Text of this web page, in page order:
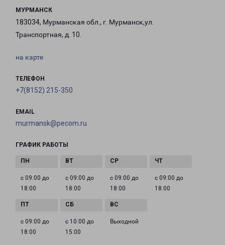
МУРМАНСК
183034, Мурманская обл., г. Мурманск,ул.
Транспортная, д. 10.
на карте
ТЕЛЕФОН
+7(8152) 215-350
EMAIL
murmansk@pecom.ru
ГРАФИК РАБОТЫ
с 09:00 до
18:00
с 09:00 до
18:00
с 09:00 до
18:00
с 09:00 до
18:00
с 09:00 до
18:00
с 10:00 до
15:00
Выходной